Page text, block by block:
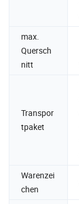
max.
Quersch
nitt
Transpor
tpaket
Warenzei
chen